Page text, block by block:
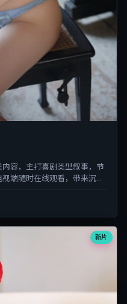
内容，主打喜剧类型叙事，节
端随时在线观看，带来沉浸
新片